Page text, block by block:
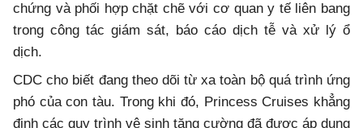
chứng và phối hợp chặt chẽ với cơ quan y tế liên bang
trong công tác giám sát, báo cáo dịch tễ và xử lý ổ
dịch.
CDC cho biết đang theo dõi từ xa toàn bộ quá trình ứng
phó của con tàu. Trong khi đó, Princess Cruises khẳng
định các quy trình vệ sinh tăng cường đã được áp dụng